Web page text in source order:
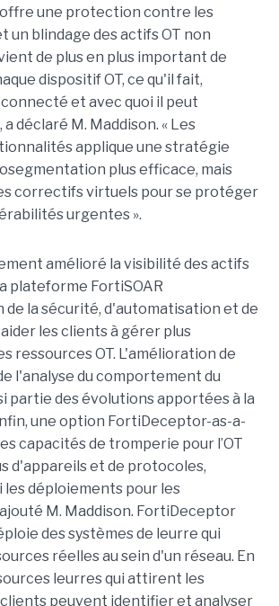
une protection contre les
un blindage des actifs OT non
de plus en plus important de
dispositif OT, ce qu'il fait,
et avec quoi il peut
déclaré M. Maddison. « Les
applique une stratégie
plus efficace, mais
correctifs virtuels pour se protéger
urgentes ».
amélioré la visibilité des actifs
plateforme FortiSOAR
la sécurité, d'automatisation et de
les clients à gérer plus
ressources OT. L'amélioration de
l'analyse du comportement du
partie des évolutions apportées à la
une option FortiDeceptor-as-a-
capacités de tromperie pour l’OT
d'appareils et de protocoles,
les déploiements pour les
M. Maddison. FortiDeceptor
des systèmes de leurre qui
réelles au sein d'un réseau. En
leurres qui attirent les
peuvent identifier et analyser